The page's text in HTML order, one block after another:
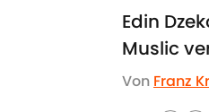
Edin
Muslic
Von Franz